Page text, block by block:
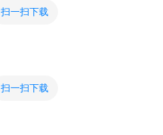
扫一扫下载
扫一扫下载